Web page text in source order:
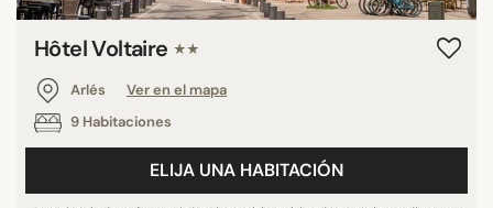
Hôtel Voltaire ★★
Arlés
Ver en el mapa
9 Habitaciones
ELIJA UNA HABITACIÓN